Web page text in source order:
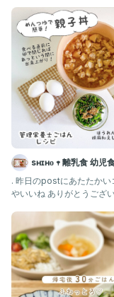
※めんつゆはものによ
ね☺️
※白身が残っていた
のでしっかり混ぜてね
泡立て器などで混ぜ
⑤皿に蓋をして5分ほ
卵と鶏肉に火が通って
※水分が少なそうな
作ってみたいと思っ
ありがとうございます
【DMにて離乳食相談
『離乳食相談』と送っ
＊〇ヶ月から食べら
sʜɪʜᴏ 𖥧 離乳食 幼児
ん
. 昨日のpostにあたたかいコメント
やいいね ありがとうござ